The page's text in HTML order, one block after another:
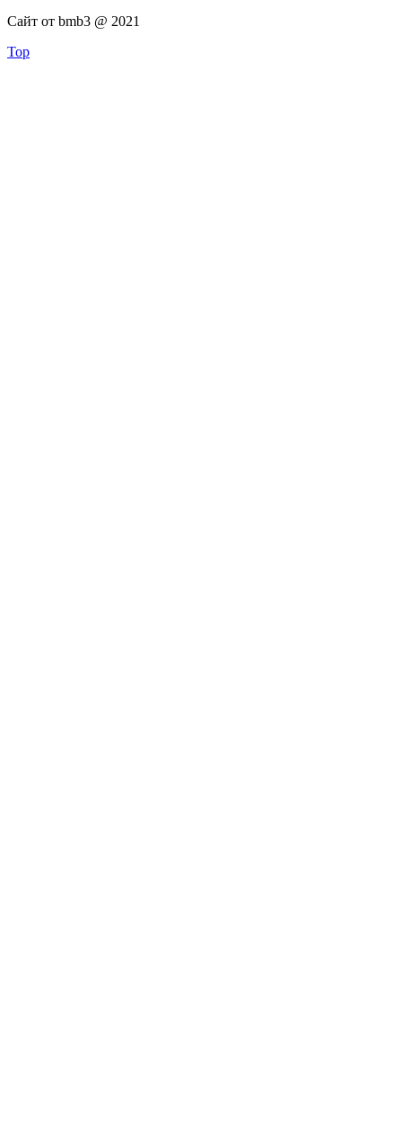
Сайт от bmb3 @ 2021
Top